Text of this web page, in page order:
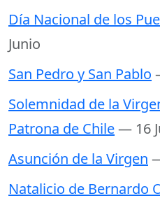
Día Nacional de los
Junio
San Pedro y San Pablo
Solemnidad de la
Patrona de Chile— 16
Asunción de la Virgen
Natalicio de Bernardo